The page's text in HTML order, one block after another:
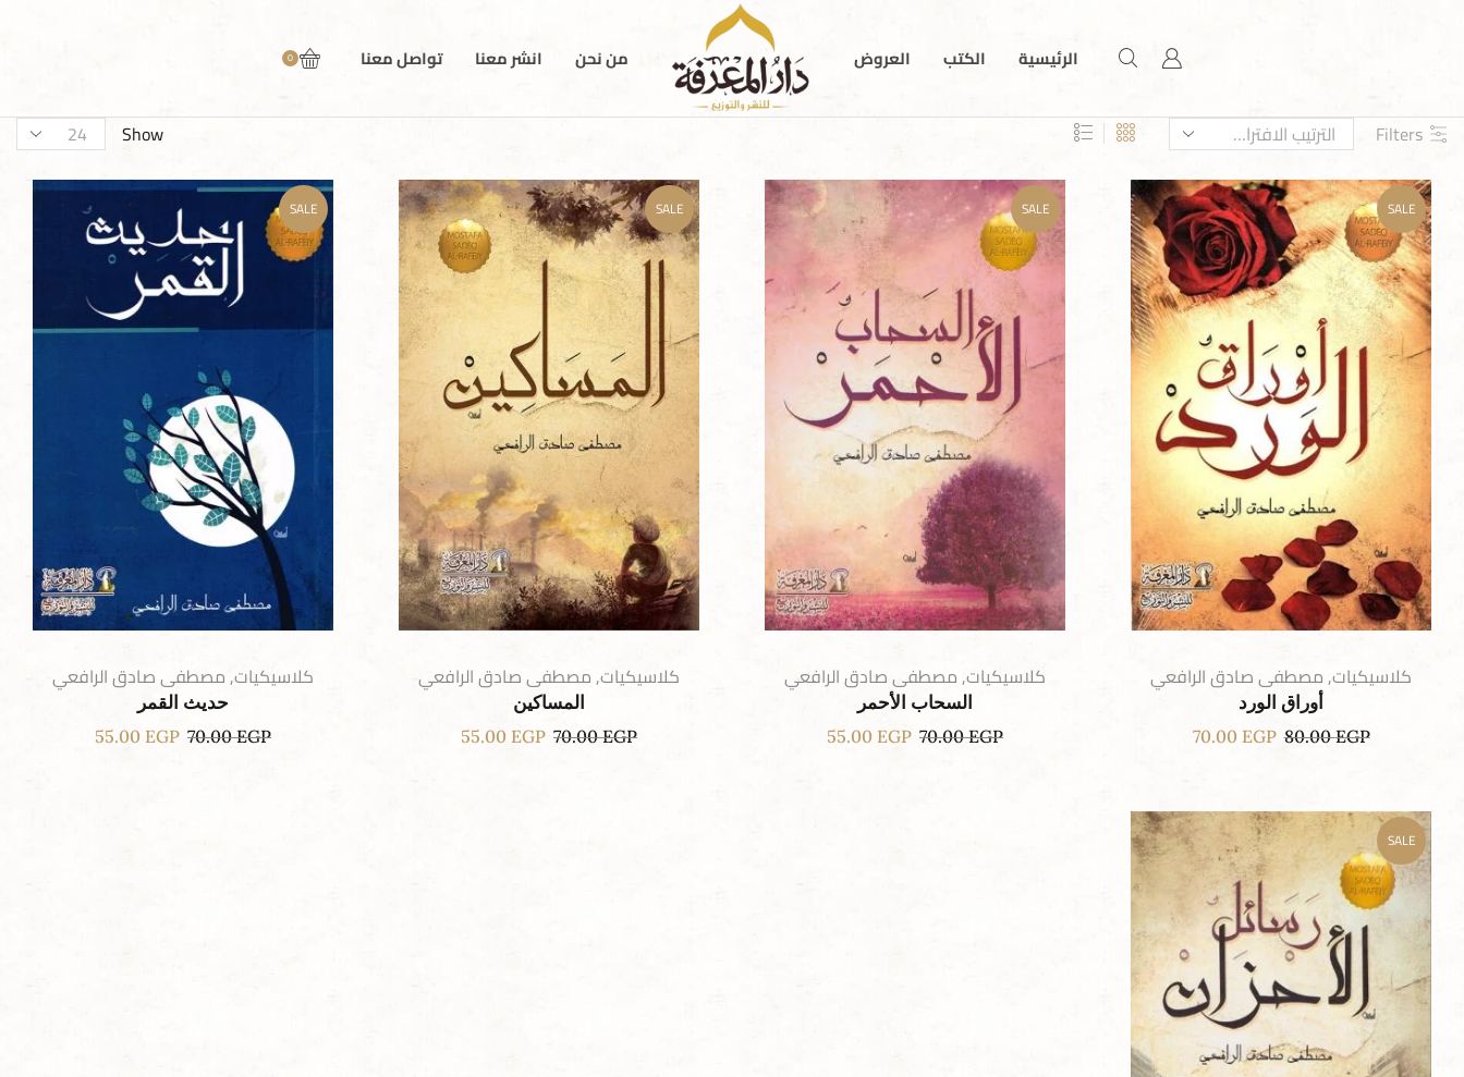
الرئيسية الكتب العروض من نحن انشر معنا تواصل معنا 0
Filters
Show
SALE
كلاسيكيات,مصطفى صادق الرافعي
أوراق الورد
80.00EGP
70.00 EGP
SALE
كلاسيكيات,مصطفى صادق الرافعي
السحاب الأحمر
70.00EGP
55.00 EGP
SALE
كلاسيكيات,مصطفى صادق الرافعي
المساكين
70.00EGP
55.00 EGP
SALE
كلاسيكيات,مصطفى صادق الرافعي
حديث القمر
70.00EGP
55.00 EGP
SALE